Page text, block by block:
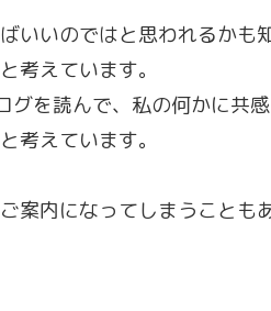
いいのではと思われるかも
考えています。
グを読んで、私の何かに共
考えています。
案内になってしまうことも